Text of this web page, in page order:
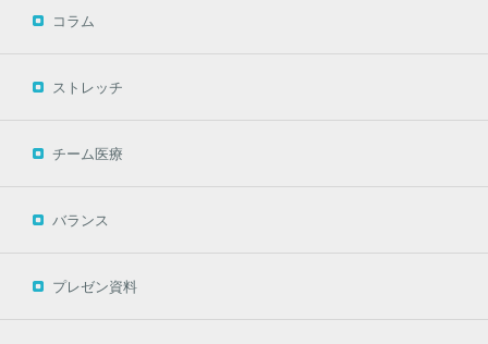
コラム
ストレッチ
チーム医療
バランス
プレゼン資料